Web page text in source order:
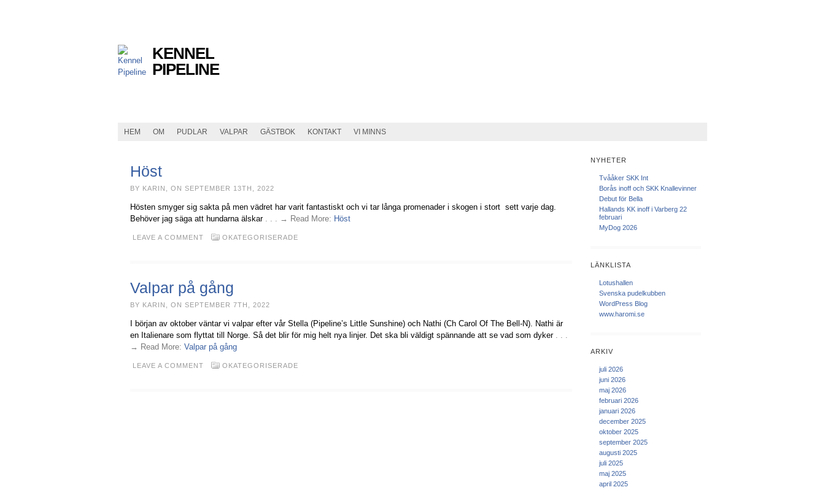
KENNEL
PIPELINE
HEM OM PUDLAR VALPAR GÄSTBOK KONTAKT VI MINNS
Höst
BY KARIN, ON SEPTEMBER 13TH, 2022
Hösten smyger sig sakta på men vädret har varit fantastiskt och vi tar långa promenader i skogen i stort sett varje dag.
Behöver jag säga att hundarna älskar . . . → Read More: Höst
LEAVE A COMMENT OKATEGORISERADE
Valpar på gång
BY KARIN, ON SEPTEMBER 7TH, 2022
I början av oktober väntar vi valpar efter vår Stella (Pipeline’s Little Sunshine) och Nathi (Ch Carol Of The Bell-N). Nathi är
en Italienare som flyttat till Norge. Så det blir för mig helt nya linjer. Det ska bli väldigt spännande att se vad som dyker . . .
→ Read More: Valpar på gång
LEAVE A COMMENT OKATEGORISERADE
NYHETER
Tvååker SKK Int
Borås inoff och SKK Knallevinner
Debut för Bella
Hallands KK inoff i Varberg 22
februari
MyDog 2026
LÄNKLISTA
Lotushallen
Svenska pudelkubben
WordPress Blog
www.haromi.se
ARKIV
juli 2026
juni 2026
maj 2026
februari 2026
januari 2026
december 2025
oktober 2025
september 2025
augusti 2025
juli 2025
maj 2025
april 2025